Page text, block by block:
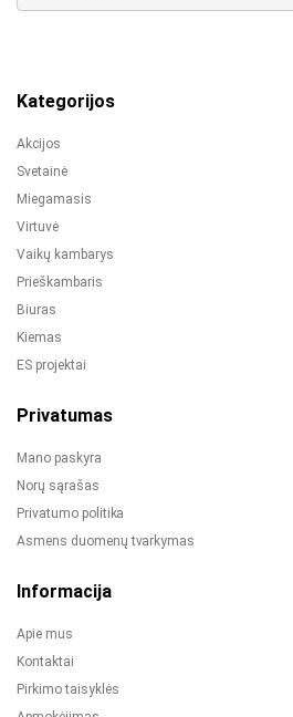
Kategorijos
Akcijos
Svetainė
Miegamasis
Virtuvė
Vaikų kambarys
Prieškambaris
Biuras
Kiemas
ES projektai
Privatumas
Mano paskyra
Norų sąrašas
Privatumo politika
Asmens duomenų tvarkymas
Informacija
Apie mus
Kontaktai
Pirkimo taisyklės